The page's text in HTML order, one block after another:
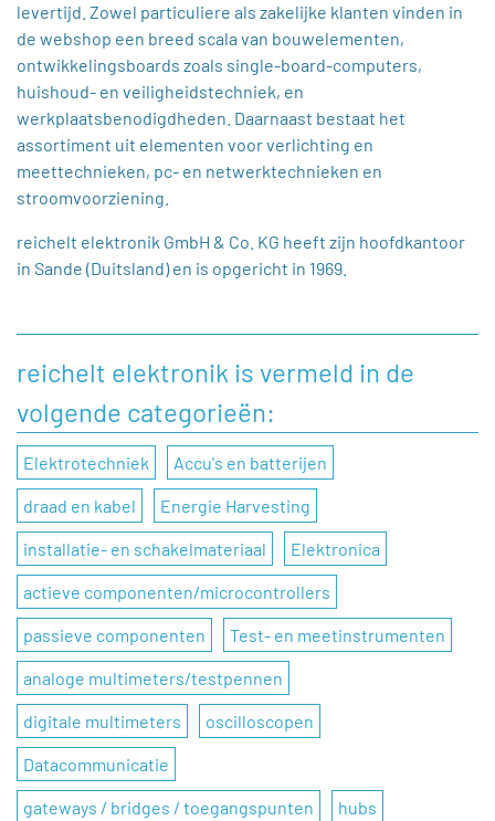
Telefoonnummer
E-mail
Onderwerp
Uw vraag
levertijd. Zowel particuliere als zakelijke klanten vinden in
de webshop een breed scala van bouwelementen,
ontwikkelingsboards zoals single-board-computers,
huishoud- en veiligheidstechniek, en
werkplaatsbenodigdheden. Daarnaast bestaat het
assortiment uit elementen voor verlichting en
meettechnieken, pc- en netwerktechnieken en
stroomvoorziening.
reichelt elektronik GmbH & Co. KG heeft zijn hoofdkantoor
in Sande (Duitsland) en is opgericht in 1969.
reichelt elektronik is vermeld in de
volgende categorieën:
Elektrotechniek Accu's en batterijen
draad en kabel Energie Harvesting
installatie- en schakelmateriaal Elektronica
actieve componenten/microcontrollers
passieve componenten Test- en meetinstrumenten
analoge multimeters/testpennen
digitale multimeters oscilloscopen
Datacommunicatie
gateways / bridges / toegangspunten hubs